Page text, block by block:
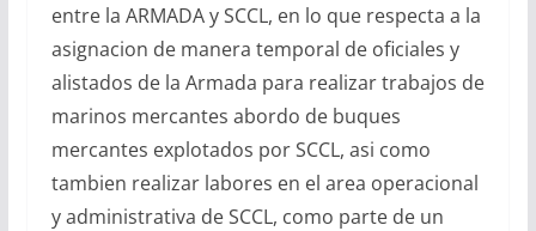
entre la ARMADA y SCCL, en lo que respecta a la
asignacion de manera temporal de oficiales y
alistados de la Armada para realizar trabajos de
marinos mercantes abordo de buques
mercantes explotados por SCCL, asi como
tambien realizar labores en el area operacional
y administrativa de SCCL, como parte de un